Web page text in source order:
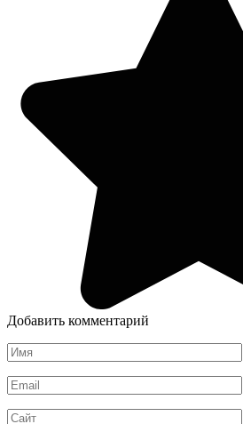
Добавить комментарий
Имя
*
Email
*
Сайт